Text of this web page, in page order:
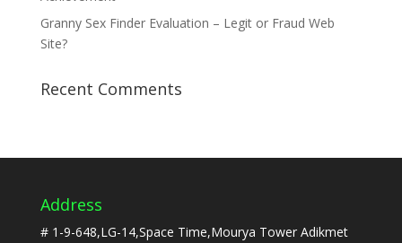
Granny Sex Finder Evaluation – Legit or Fraud Web
Site?
Recent Comments
Address
# 1-9-648,LG-14,Space Time,Mourya Tower Adikmet